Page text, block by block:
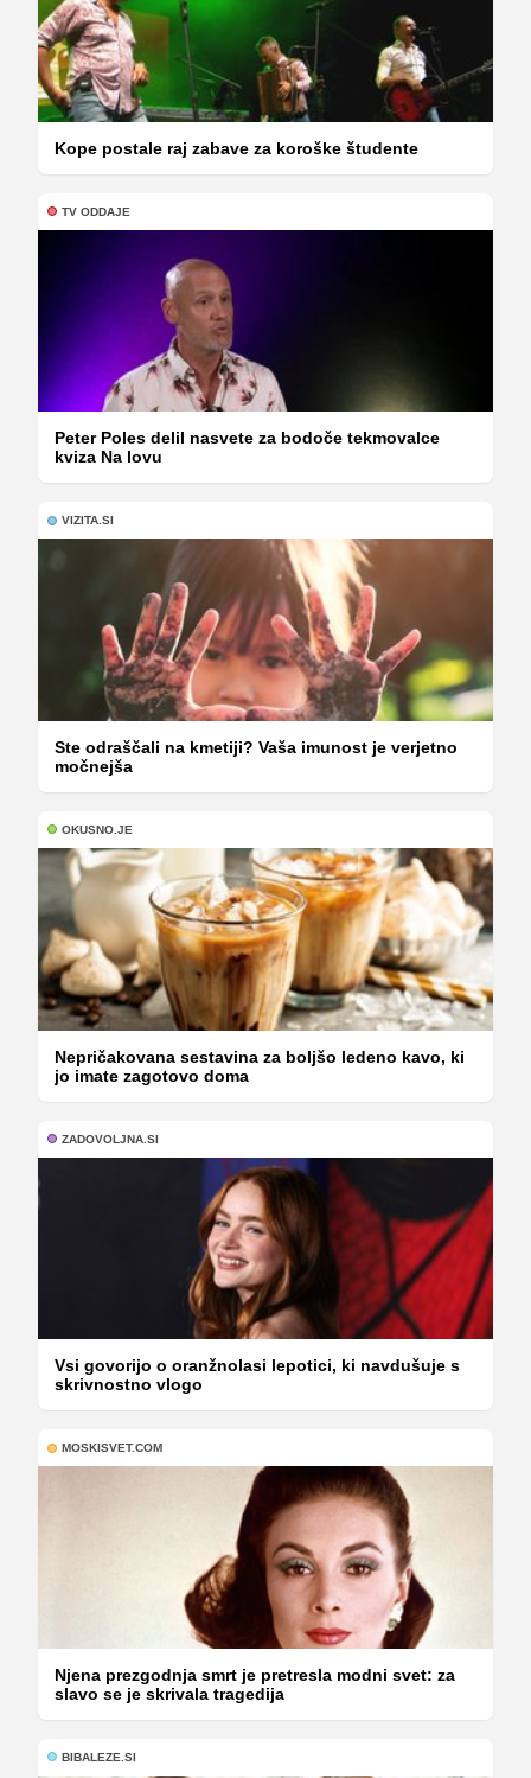
Kope postale raj zabave za koroške študente
TV ODDAJE
Peter Poles delil nasvete za bodoče tekmovalce
kviza Na lovu
VIZITA.SI
Ste odraščali na kmetiji? Vaša imunost je verjetno
močnejša
OKUSNO.JE
Nepričakovana sestavina za boljšo ledeno kavo, ki
jo imate zagotovo doma
ZADOVOLJNA.SI
Vsi govorijo o oranžnolasi lepotici, ki navdušuje s
skrivnostno vlogo
MOSKISVET.COM
Njena prezgodnja smrt je pretresla modni svet: za
slavo se je skrivala tragedija
BIBALEZE.SI